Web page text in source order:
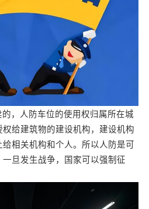
，人防车位的使用权归属所在城
给建筑物的建设机构，建设机构
相关机构和个人。所以人防是可
旦发生战争，国家可以强制征